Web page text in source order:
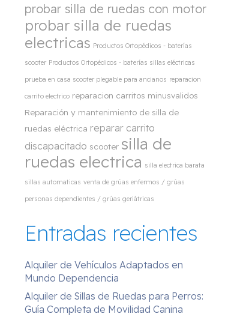
probar silla de ruedas con motor
probar silla de ruedas
electricas Productos Ortopédicos - baterías
scooter Productos Ortopédicos - baterías sillas eléctricas
prueba en casa scooter plegable para ancianos reparacion
carrito electrico reparacion carritos minusvalidos
Reparación y mantenimiento de silla de
ruedas eléctrica reparar carrito
discapacitado scooter silla de
ruedas electrica silla electrica barata
sillas automaticas venta de grúas enfermos / grúas
personas dependientes / grúas geriátricas
Entradas recientes
Alquiler de Vehículos Adaptados en
Mundo Dependencia
Alquiler de Sillas de Ruedas para Perros:
Guía Completa de Movilidad Canina